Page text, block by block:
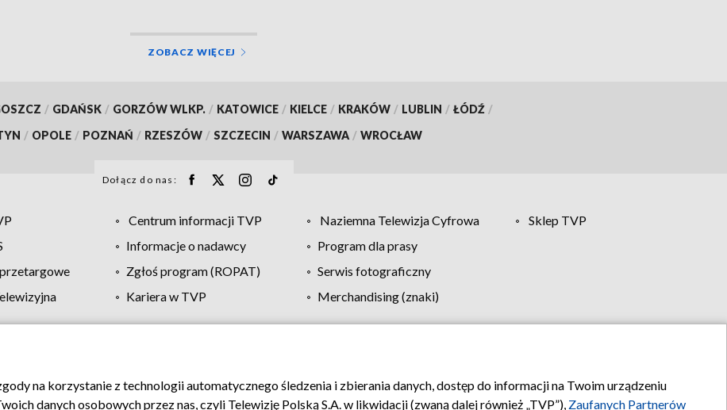
ZOBACZ WIĘCEJ
/ GDAŃSK / GORZÓW WLKP. / KATOWICE / KIELCE / KRAKÓW / LUBLIN / ŁÓDŹ /
/ OPOLE / POZNAŃ / RZESZÓW / SZCZECIN / WARSZAWA / WROCŁAW
Dołącz do nas:
Centrum informacji TVP Naziemna Telewizja Cyfrowa
Sklep TVP
Informacje o nadawcy
Program dla prasy
Zgłoś program (ROPAT)
Serwis fotograficzny
Kariera w TVP
Merchandising (znaki)
Polityka prywatności Moje zgody Pomoc Biuro reklamy Kontakt
na korzystanie z technologii automatycznego śledzenia i zbierania danych, dostęp do informacji na Twoim urządzeniu
danych osobowych przez nas, czyli Telewizję Polską S.A. w likwidacji (zwaną dalej również „TVP”), Zaufanych Partnerów